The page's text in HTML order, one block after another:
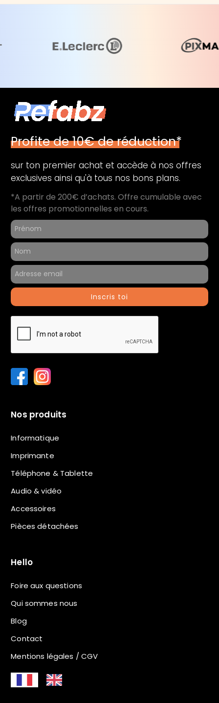
Profite de 10€ de réduction*
sur ton premier achat et accède à nos offres
exclusives ainsi qu'à tous nos bons plans.
*A partir de 200€ d’achats. Offre cumulable avec
les offres promotionnelles en cours.
Inscris toi
Nos produits
Informatique
Imprimante
Téléphone & Tablette
Audio & vidéo
Accessoires
Pièces détachées
Hello
Foire aux questions
Qui sommes nous
Blog
Contact
Mentions légales / CGV